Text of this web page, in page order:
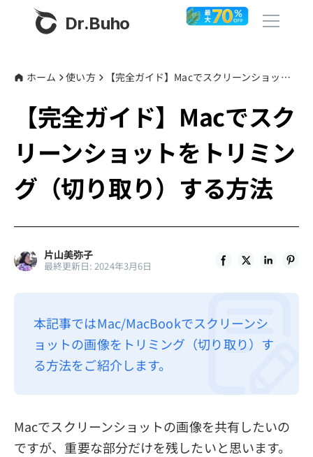
Dr.Buho
製品
BuhoCleaner
BuhoRepair
BuhoLaunchpad
ストア
その他
プライバシーポリシー
利用規約
ホーム 使い方 【完全ガイド】Macでスクリーンショットをトリミング（切り取り）する方法
【完全ガイド】Macでスク
リーンショットをトリミン
グ（切り取り）する方法
片山美弥子
最終更新日: 2024年3月6日
本記事ではMac/MacBookでスクリーンシ
ョットの画像をトリミング（切り取り）す
る方法をご紹介します。
Macでスクリーンショットの画像を共有したいの
ですが、重要な部分だけを残したいと思います。